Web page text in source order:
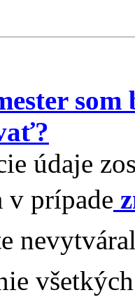
som
údaje
prípade